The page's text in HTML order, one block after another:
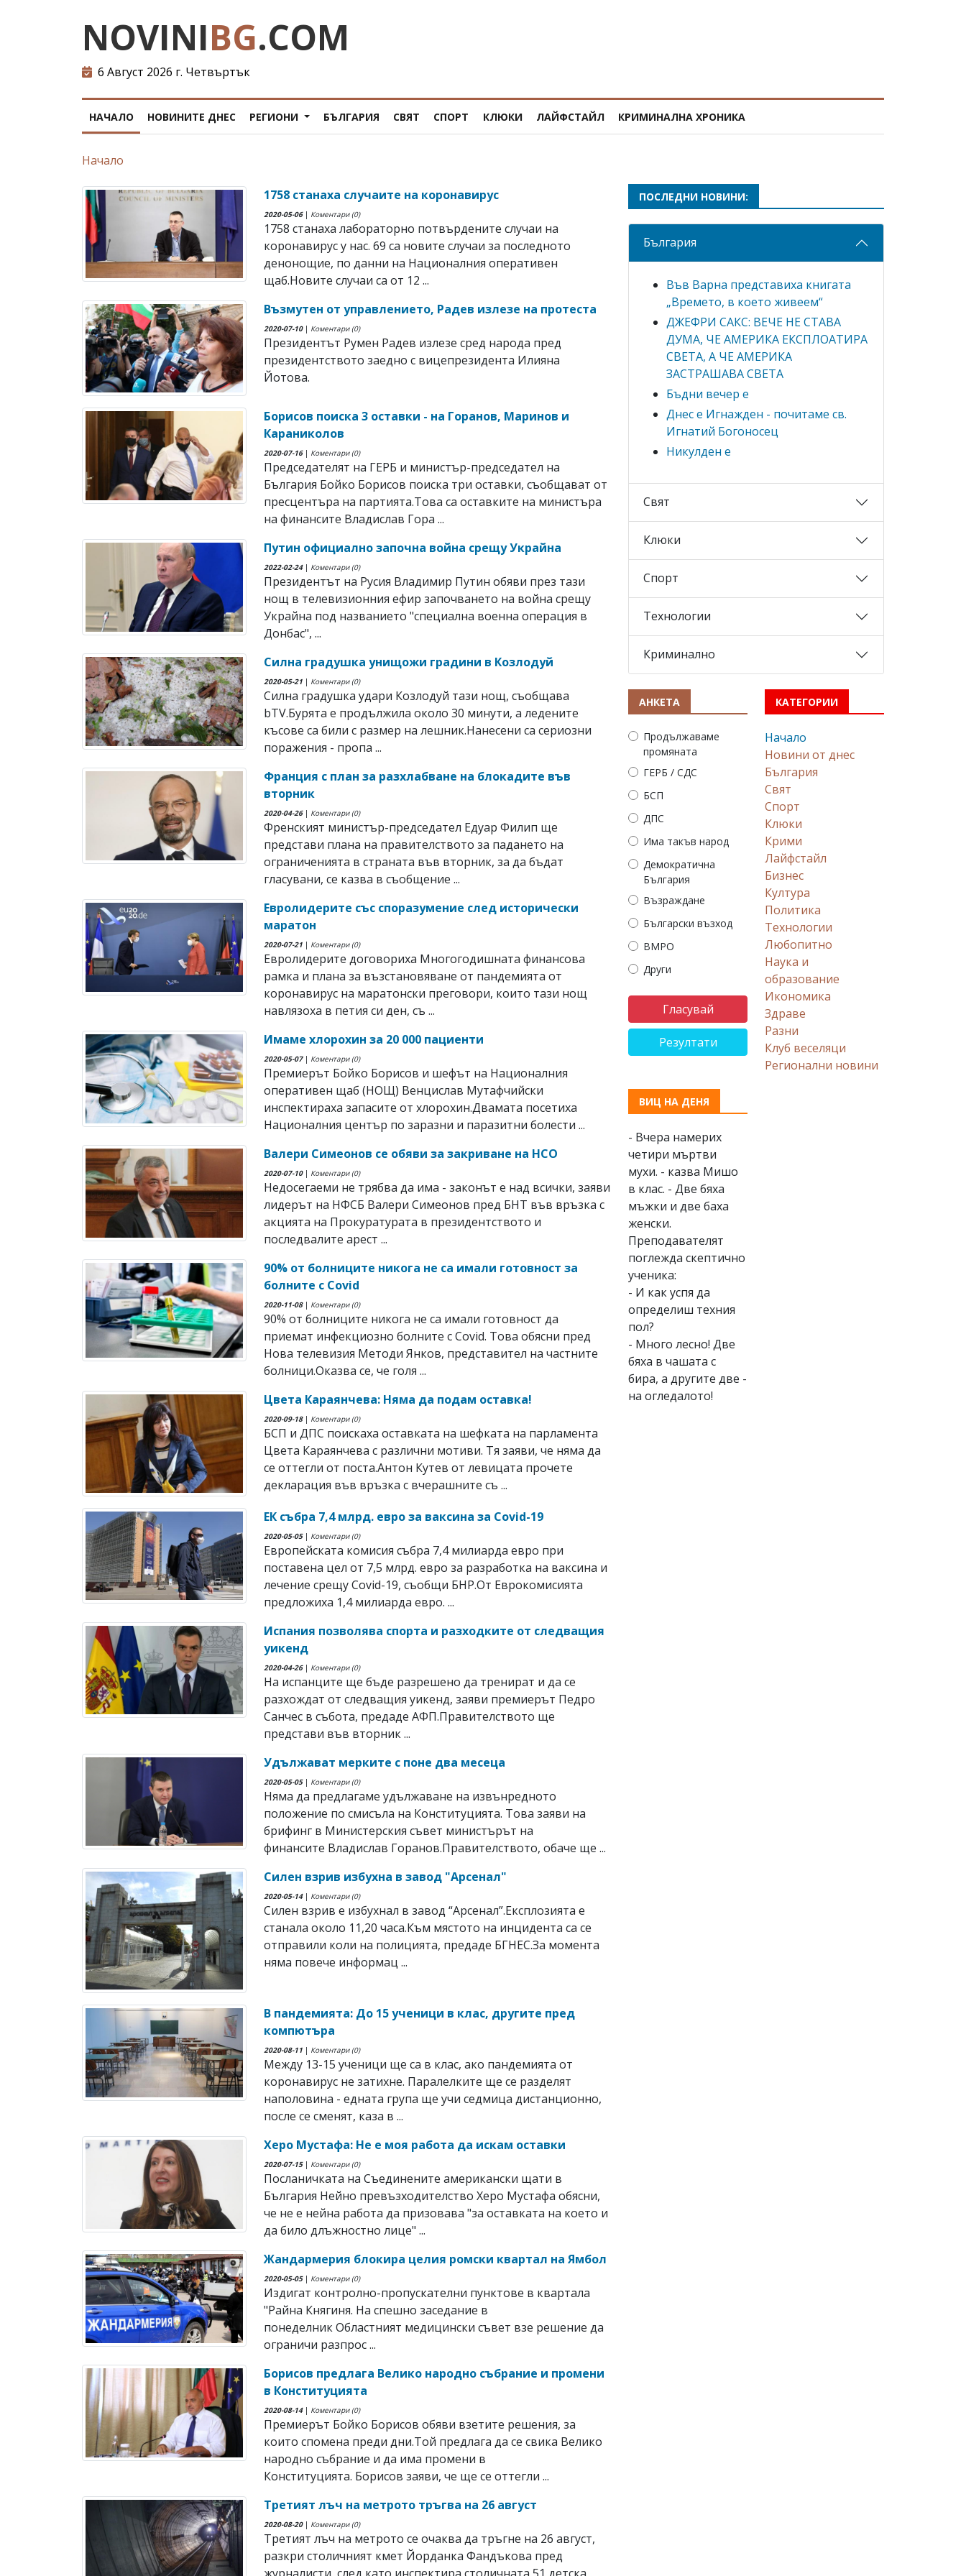
NOVINIBG.COM
6 Август 2026 г. Четвъртък
НАЧАЛО НОВИНИТЕ ДНЕС РЕГИОНИ БЪЛГАРИЯ СВЯТ СПОРТ КЛЮКИ ЛАЙФСТАЙЛ КРИМИНАЛНА ХРОНИКА
Начало
1758 станаха случаите на коронавирус
2020-05-06| Коментари (0)
1758 станаха лабораторно потвърдените случаи на
коронавирус у нас. 69 са новите случаи за последното
денонощие, по данни на Националния оперативен
щаб.Новите случаи са от 12 ...
Възмутен от управлението, Радев излезе на протеста
2020-07-10| Коментари (0)
Президентът Румен Радев излезе сред народа пред
президентството заедно с вицепрезидента Илияна
Йотова.
Борисов поиска 3 оставки - на Горанов, Маринов и
Караниколов
2020-07-16| Коментари (0)
Председателят на ГЕРБ и министър-председател на
България Бойко Борисов поиска три оставки, съобщават от
пресцентъра на партията.Това са оставките на министъра
на финансите Владислав Гора ...
Путин официално започна война срещу Украйна
2022-02-24| Коментари (0)
Президентът на Русия Владимир Путин обяви през тази
нощ в телевизионния ефир започването на война срещу
Украйна под названието "специална военна операция в
Донбас", ...
Силна градушка унищожи градини в Козлодуй
2020-05-21 | Коментари (0)
Силна градушка удари Козлодуй тази нощ, съобщава
bTV.Бурята е продължила около 30 минути, а ледените
късове са били с размер на лешник.Нанесени са сериозни
поражения - пропа ...
Франция с план за разхлабване на блокадите във
вторник
2020-04-26| Коментари (0)
Френският министър-председател Едуар Филип ще
представи плана на правителството за падането на
ограниченията в страната във вторник, за да бъдат
гласувани, се казва в съобщение ...
Евролидерите със споразумение след исторически
маратон
2020-07-21 | Коментари (0)
Евролидерите договориха Многогодишната финансова
рамка и плана за възстановяване от пандемията от
коронавирус на маратонски преговори, които тази нощ
навлязоха в петия си ден, съ ...
Имаме хлорохин за 20 000 пациенти
2020-05-07| Коментари (0)
Премиерът Бойко Борисов и шефът на Националния
оперативен щаб (НОЩ) Венцислав Мутафчийски
инспектираха запасите от хлорохин.Двамата посетиха
Националния център по заразни и паразитни болести ...
Валери Симеонов се обяви за закриване на НСО
2020-07-10| Коментари (0)
Недосегаеми не трябва да има - законът е над всички, заяви
лидерът на НФСБ Валери Симеонов пред БНТ във връзка с
акцията на Прокуратурата в президентството и
последвалите арест ...
90% от болниците никога не са имали готовност за
болните с Covid
2020-11-08| Коментари (0)
90% от болниците никога не са имали готовност да
приемат инфекциозно болните с Covid. Това обясни пред
Нова телевизия Методи Янков, представител на частните
болници.Оказва се, че голя ...
Цвета Караянчева: Няма да подам оставка!
2020-09-18| Коментари (0)
БСП и ДПС поискаха оставката на шефката на парламента
Цвета Караянчева с различни мотиви. Тя заяви, че няма да
се оттегли от поста.Антон Кутев от левицата прочете
декларация във връзка с вчерашните съ ...
ЕК събра 7,4 млрд. евро за ваксина за Covid-19
2020-05-05| Коментари (0)
Европейската комисия събра 7,4 милиарда евро при
поставена цел от 7,5 млрд. евро за разработка на ваксина и
лечение срещу Covid-19, съобщи БНР.От Еврокомисията
предложиха 1,4 милиарда евро. ...
Испания позволява спорта и разходките от следващия
уикенд
2020-04-26| Коментари (0)
На испанците ще бъде разрешено да тренират и да се
разхождат от следващия уикенд, заяви премиерът Педро
Санчес в събота, предаде АФП.Правителството ще
представи във вторник ...
Удължават мерките с поне два месеца
2020-05-05| Коментари (0)
Няма да предлагаме удължаване на извънредното
положение по смисъла на Конституцията. Това заяви на
брифинг в Министерския съвет министърът на
финансите Владислав Горанов.Правителството, обаче ще ...
Силен взрив избухна в завод "Арсенал"
2020-05-14| Коментари (0)
Силен взрив е избухнал в завод “Арсенал”.Експлозията е
станала около 11,20 часа.Към мястото на инцидента са се
отправили коли на полицията, предаде БГНЕС.За момента
няма повече информац ...
В пандемията: До 15 ученици в клас, другите пред
компютъра
2020-08-11 | Коментари (0)
Между 13-15 ученици ще са в клас, ако пандемията от
коронавирус не затихне. Паралелките ще се разделят
наполовина - едната група ще учи седмица дистанционно,
после се сменят, каза в ...
Херо Мустафа: Не е моя работа да искам оставки
2020-07-15| Коментари (0)
Посланичката на Съединените американски щати в
България Нейно превъзходителство Херо Мустафа обясни,
че не е нейна работа да призовава "за оставката на което и
да било длъжностно лице" ...
Жандармерия блокира целия ромски квартал на Ямбол
2020-05-05| Коментари (0)
Издигат контролно-пропускателни пунктове в квартала
"Райна Княгиня. На спешно заседание в
понеделник Областният медицински съвет взе решение да
ограничи разпрос ...
Борисов предлага Велико народно събрание и промени
в Конституцията
2020-08-14| Коментари (0)
Премиерът Бойко Борисов обяви взетите решения, за
които спомена преди дни.Той предлага да се свика Велико
народно събрание и да има промени в
Конституцията. Борисов заяви, че ще се оттегли ...
Третият лъч на метрото тръгва на 26 август
2020-08-20| Коментари (0)
Третият лъч на метрото се очаква да тръгне на 26 август,
разкри столичният кмет Йорданка Фандъкова пред
ПОСЛЕДНИ НОВИНИ:
България
Във Варна представиха книгата
„Времето, в което живеем“
ДЖЕФРИ САКС: ВЕЧЕ НЕ СТАВА
ДУМА, ЧЕ АМЕРИКА ЕКСПЛОАТИРА
СВЕТА, А ЧЕ АМЕРИКА
ЗАСТРАШАВА СВЕТА
Бъдни вечер е
Днес е Игнажден - почитаме св.
Игнатий Богоносец
Никулден е
Свят
Клюки
Спорт
Технологии
Криминално
АНКЕТА
Продължаваме
промяната
ГЕРБ / СДС
БСП
ДПС
Има такъв народ
Демократична
България
Възраждане
Български възход
ВМРО
Други
Резултати
КАТЕГОРИИ
Начало
Новини от днес
България
Свят
Спорт
Клюки
Крими
Лайфстайл
Бизнес
Култура
Политика
Технологии
Любопитно
Наука и
образование
Икономика
Здраве
Разни
Клуб веселяци
Регионални новини
ВИЦ НА ДЕНЯ
- Вчера намерих
четири мъртви
мухи. - казва Мишо
в клас. - Две бяха
мъжки и две баха
женски.
Преподавателят
поглежда скептично
ученика:
- И как успя да
определиш техния
пол?
- Много лесно! Две
бяха в чашата с
бира, а другите две -
на огледалото!